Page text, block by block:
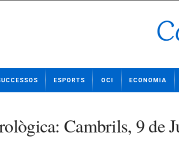
ESPORTS OCI ECONOMIA
Cambrils, 9 de